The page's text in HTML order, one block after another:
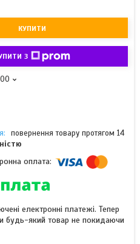
КУПИТИ
З
повернення товару протягом 14
електронні платежі. Тепер
будь-який товар не покидаючи